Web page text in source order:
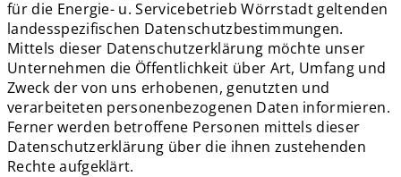
für die Energie- u. Servicebetrieb Wörrstadt geltenden
landesspezifischen Datenschutzbestimmungen.
Mittels dieser Datenschutzerklärung möchte unser
Unternehmen die Öffentlichkeit über Art, Umfang und
Zweck der von uns erhobenen, genutzten und
verarbeiteten personenbezogenen Daten informieren.
Ferner werden betroffene Personen mittels dieser
Datenschutzerklärung über die ihnen zustehenden
Rechte aufgeklärt.